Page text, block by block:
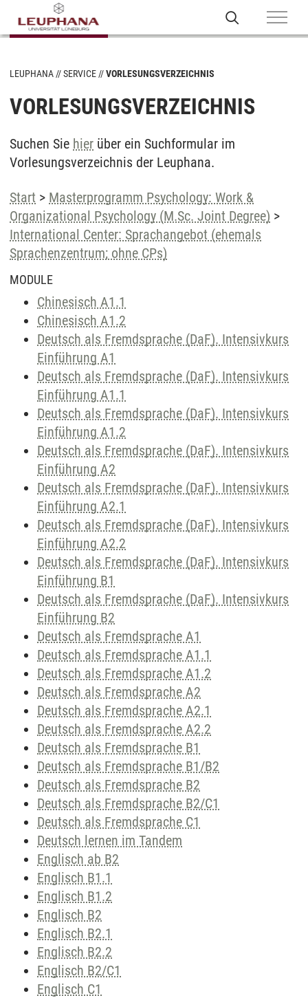
LEUPHANA SERVICE VORLESUNGSVERZEICHNIS
VORLESUNGSVERZEICHNIS
Suchen Sie hier über ein Suchformular im
Vorlesungsverzeichnis der Leuphana.
Start > Masterprogramm Psychology: Work &
Organizational Psychology (M.Sc. Joint Degree) >
International Center: Sprachangebot (ehemals
Sprachenzentrum; ohne CPs)
MODULE
Chinesisch A1.1
Chinesisch A1.2
Deutsch als Fremdsprache (DaF). Intensivkurs
Einführung A1
Deutsch als Fremdsprache (DaF). Intensivkurs
Einführung A1.1
Deutsch als Fremdsprache (DaF). Intensivkurs
Einführung A1.2
Deutsch als Fremdsprache (DaF). Intensivkurs
Einführung A2
Deutsch als Fremdsprache (DaF). Intensivkurs
Einführung A2.1
Deutsch als Fremdsprache (DaF). Intensivkurs
Einführung A2.2
Deutsch als Fremdsprache (DaF). Intensivkurs
Einführung B1
Deutsch als Fremdsprache (DaF). Intensivkurs
Einführung B2
Deutsch als Fremdsprache A1
Deutsch als Fremdsprache A1.1
Deutsch als Fremdsprache A1.2
Deutsch als Fremdsprache A2
Deutsch als Fremdsprache A2.1
Deutsch als Fremdsprache A2.2
Deutsch als Fremdsprache B1
Deutsch als Fremdsprache B1/B2
Deutsch als Fremdsprache B2
Deutsch als Fremdsprache B2/C1
Deutsch als Fremdsprache C1
Deutsch lernen im Tandem
Englisch ab B2
Englisch B1.1
Englisch B1.2
Englisch B2
Englisch B2.1
Englisch B2.2
Englisch B2/C1
Englisch C1